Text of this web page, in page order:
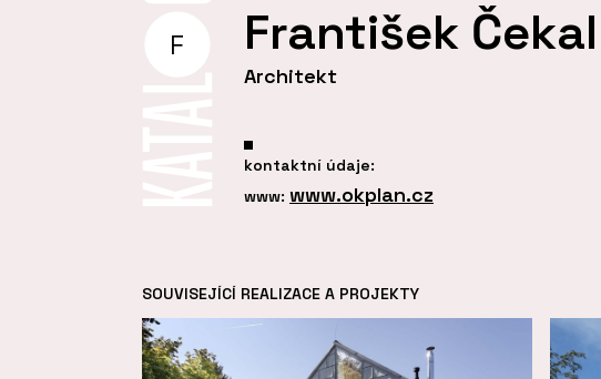
F František Čekal
Architekt
kontaktní údaje:
www: www.okplan.cz
SOUVISEJÍCÍ REALIZACE A PROJEKTY